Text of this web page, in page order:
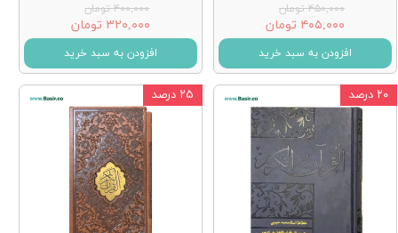
۴۵۰,۰۰۰ تومان
۴۰۵,۰۰۰ تومان
افزودن به سبد خرید
۴۰۰,۰۰۰ تومان
۳۲۰,۰۰۰ تومان
افزودن به سبد خرید
۲۰ درصد ۲۵ درصد